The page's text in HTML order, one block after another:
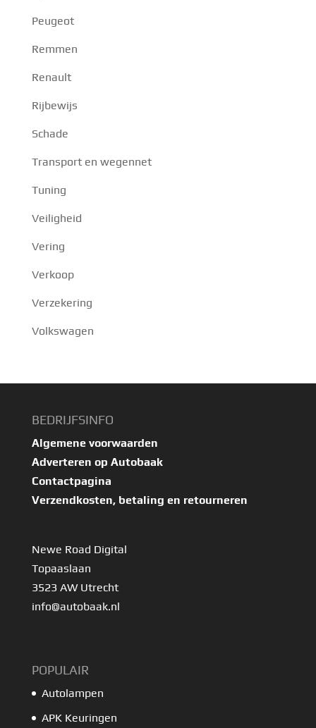
Peugeot
Remmen
Renault
Rijbewijs
Schade
Transport en wegennet
Tuning
Veiligheid
Vering
Verkoop
Verzekering
Volkswagen
BEDRIJFSINFO
Algemene voorwaarden
Adverteren op Autobaak
Contactpagina
Verzendkosten, betaling en retourneren
Newe Road Digital
Topaaslaan
3523 AW Utrecht
info@autobaak.nl
POPULAIR
Autolampen
APK Keuringen